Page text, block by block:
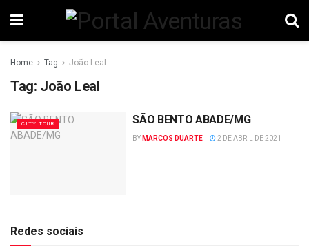
Home Tag João Leal
Tag: João Leal
CITY TOUR SÃO BENTO ABADE/MG
BY MARCOS DUARTE 2 DE ABRIL DE 2021
Redes sociais